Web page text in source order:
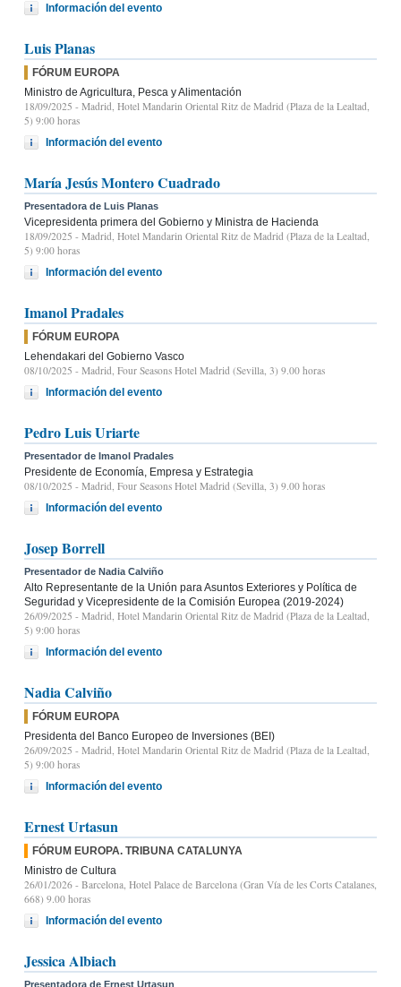
Información del evento
Luis Planas
FÓRUM EUROPA
Ministro de Agricultura, Pesca y Alimentación
18/09/2025 - Madrid, Hotel Mandarin Oriental Ritz de Madrid (Plaza de la Lealtad,
5) 9:00 horas
Información del evento
María Jesús Montero Cuadrado
Presentadora de Luis Planas
Vicepresidenta primera del Gobierno y Ministra de Hacienda
18/09/2025 - Madrid, Hotel Mandarin Oriental Ritz de Madrid (Plaza de la Lealtad,
5) 9:00 horas
Información del evento
Imanol Pradales
FÓRUM EUROPA
Lehendakari del Gobierno Vasco
08/10/2025 - Madrid, Four Seasons Hotel Madrid (Sevilla, 3) 9.00 horas
Información del evento
Pedro Luis Uriarte
Presentador de Imanol Pradales
Presidente de Economía, Empresa y Estrategia
08/10/2025 - Madrid, Four Seasons Hotel Madrid (Sevilla, 3) 9.00 horas
Información del evento
Josep Borrell
Presentador de Nadia Calviño
Alto Representante de la Unión para Asuntos Exteriores y Política de
Seguridad y Vicepresidente de la Comisión Europea (2019-2024)
26/09/2025 - Madrid, Hotel Mandarin Oriental Ritz de Madrid (Plaza de la Lealtad,
5) 9:00 horas
Información del evento
Nadia Calviño
FÓRUM EUROPA
Presidenta del Banco Europeo de Inversiones (BEI)
26/09/2025 - Madrid, Hotel Mandarin Oriental Ritz de Madrid (Plaza de la Lealtad,
5) 9:00 horas
Información del evento
Ernest Urtasun
FÓRUM EUROPA. TRIBUNA CATALUNYA
Ministro de Cultura
26/01/2026 - Barcelona, Hotel Palace de Barcelona (Gran Vía de les Corts Catalanes,
668) 9.00 horas
Información del evento
Jessica Albiach
Presentadora de Ernest Urtasun